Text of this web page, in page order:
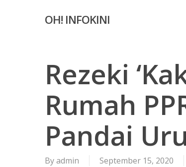
OH! INFOKINI
Rezeki
Rumah
Pandai
Byadmin September 15, 2020